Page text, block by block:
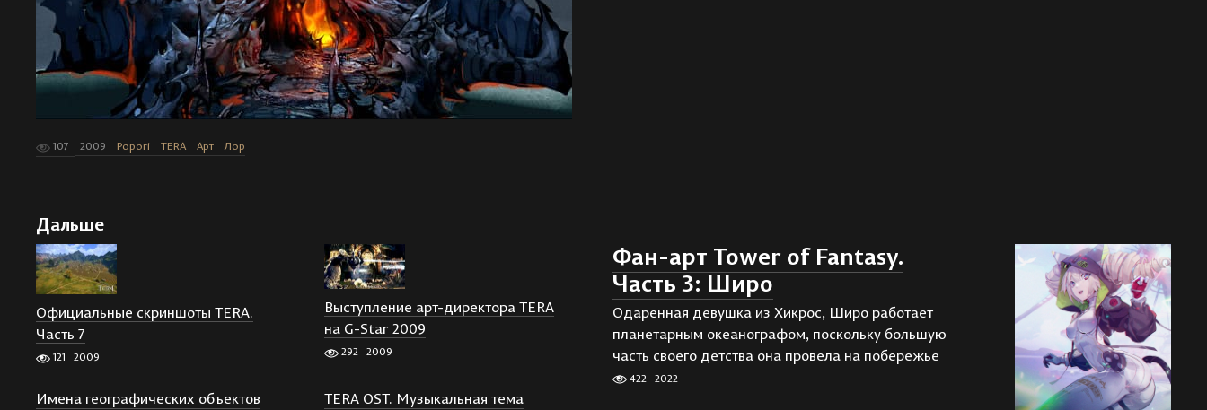
107 2009 Popori TERA Арт Лор
Дальше
Фан-арт Tower of Fantasy.
Часть 3: Широ
Одаренная девушка из Хикрос, Широ работает
планетарным океанографом, поскольку большую
часть своего детства она провела на побережье
422 2022
Официальные скриншоты TERA.
Часть 7
121 2009
Выступление арт-директора TERA
на G-Star 2009
292 2009
Имена географических объектов
TERA OST. Музыкальная тема